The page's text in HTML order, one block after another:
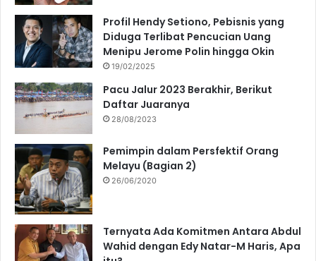
Profil Hendy Setiono, Pebisnis yang
Diduga Terlibat Pencucian Uang
Menipu Jerome Polin hingga Okin
19/02/2025
Pacu Jalur 2023 Berakhir, Berikut
Daftar Juaranya
28/08/2023
Pemimpin dalam Persfektif Orang
Melayu (Bagian 2)
26/06/2020
Ternyata Ada Komitmen Antara Abdul
Wahid dengan Edy Natar-M Haris, Apa